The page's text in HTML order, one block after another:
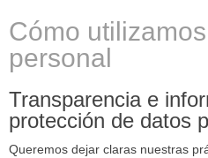
Cómo
personal
Transparencia e
protección de datos
Queremos dejar claras nuestras